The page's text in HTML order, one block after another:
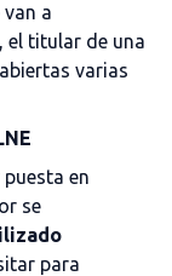
van a
el titular de una
varias
en
se
para